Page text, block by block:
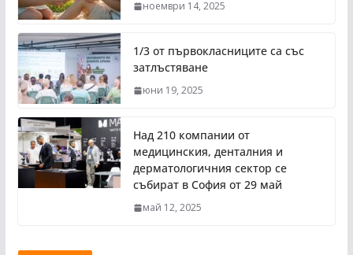
ноември 14, 2025
1/3 от първокласниците са със
затлъстяване
юни 19, 2025
Над 210 компании от
медицинския, денталния и
дерматологичния сектор се
събират в София от 29 май
май 12, 2025